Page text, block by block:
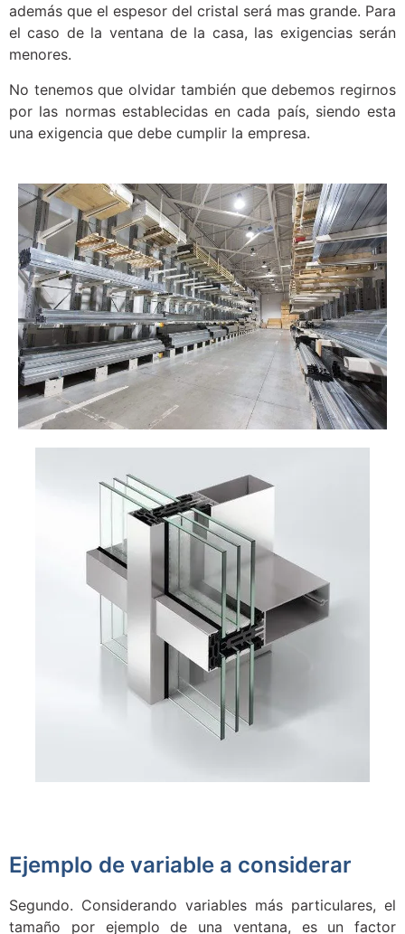
además que el espesor del cristal será mas grande. Para
el caso de la ventana de la casa, las exigencias serán
menores.
No tenemos que olvidar también que debemos regirnos
por las normas establecidas en cada país, siendo esta
una exigencia que debe cumplir la empresa.
Ejemplo de variable a considerar
Segundo. Considerando variables más particulares, el
tamaño por ejemplo de una ventana, es un factor